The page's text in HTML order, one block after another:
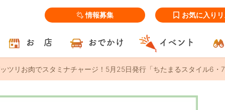
情報募集 お気に入り
お 店 おでかけ イベント
ツリお肉でスタミナチャージ！5月25日発行「ちたまるスタイル6・